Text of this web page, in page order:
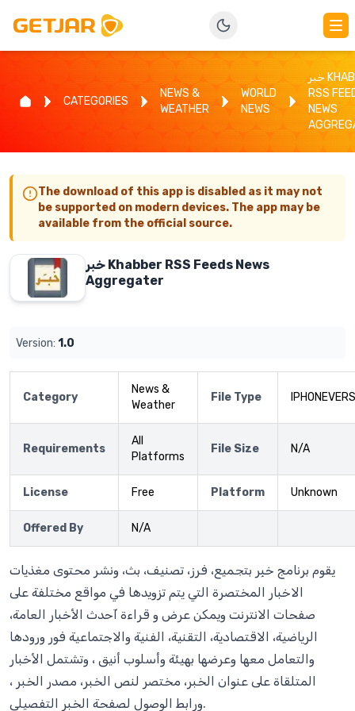
CATEGORIES
NEWS &
WEATHER
WORLD
NEWS
خبر KHABBER
RSS
NEWS
The download of this app is disabled as it may not
be supported on modern devices. The app may be
available from the official source.
خبر Khabber RSS Feeds News
Aggregater
Version: 1.0
Category
News &
Weather
File Type
Requirements
All
Platforms
File Size N/A
License Free Platform Unknown
Offered By N/A
يقوم برنامج خبِر بتجميع، فرز، تصنيف، بث، ونشر محتوى مغذيات
الاخبار المختصرة التي يتم تزويدها في مواقع مختلفة على
صفحات الانترنت ويمكن عرض و قراءة آحدث الأخبار العامة،
الرياضية، الاقتصادية، التقنية، الفنية والاجتماعية فور ورودها
والتعامل معها وعرضها بهيئة وأسلوب أنيق ، وتشتمل الأخبار
المتلقاة على عنوان الخبر، مختصر لنص الخبر، مصدر الخبر ،
ورابط الوصول لصفحة الخبر التفصيلي.